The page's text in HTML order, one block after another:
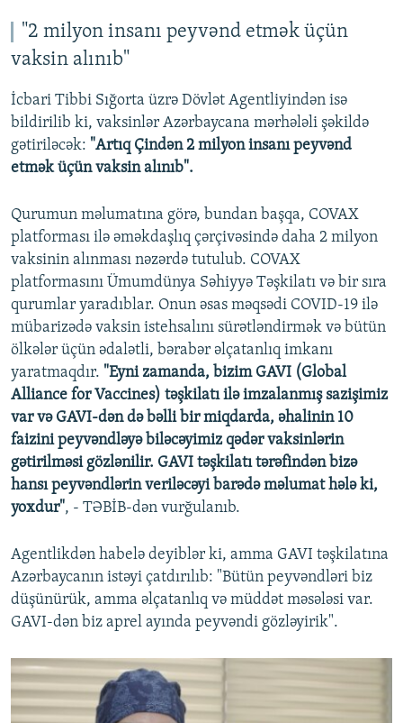
"2 milyon insanı peyvənd etmək üçün
vaksin alınıb"
İcbari Tibbi Sığorta üzrə Dövlət Agentliyindən isə
bildirilib ki, vaksinlər Azərbaycana mərhələli şəkildə
gətiriləcək: "Artıq Çindən 2 milyon insanı peyvənd
etmək üçün vaksin alınıb".
Qurumun məlumatına görə, bundan başqa, COVAX
platforması ilə əməkdaşlıq çərçivəsində daha 2 milyon
vaksinin alınması nəzərdə tutulub. COVAX
platformasını Ümumdünya Səhiyyə Təşkilatı və bir sıra
qurumlar yaradıblar. Onun əsas məqsədi COVID-19 ilə
mübarizədə vaksin istehsalını sürətləndirmək və bütün
ölkələr üçün ədalətli, bərabər əlçatanlıq imkanı
yaratmaqdır. "Eyni zamanda, bizim GAVI (Global
Alliance for Vaccines) təşkilatı ilə imzalanmış sazişimiz
var və GAVI-dən də bəlli bir miqdarda, əhalinin 10
faizini peyvəndləyə biləcəyimiz qədər vaksinlərin
gətirilməsi gözlənilir. GAVI təşkilatı tərəfindən bizə
hansı peyvəndlərin veriləcəyi barədə məlumat hələ ki,
yoxdur", - TƏBİB-dən vurğulanıb.
Agentlikdən habelə deyiblər ki, amma GAVI təşkilatına
Azərbaycanın istəyi çatdırılıb: "Bütün peyvəndləri biz
düşünürük, amma əlçatanlıq və müddət məsələsi var.
GAVI-dən biz aprel ayında peyvəndi gözləyirik".